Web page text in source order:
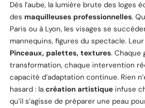
Dès l’aube, la lumière brute des loges
des maquilleuses professionnelles.
Paris ou à Lyon, les visages se
mannequins, figures du spectacle.
Pinceaux, palettes, textures. Chaque
transformation, chaque intervention
capacité d’adaptation continue. Rien
hasard : la création artistique infuse
qu’il s’agisse de préparer une peau